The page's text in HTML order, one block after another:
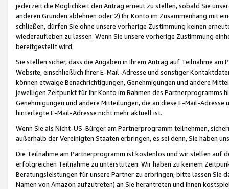
jederzeit die Möglichkeit den Antrag erneut zu stellen, sobald Sie
anderen Gründen ablehnen oder 2) Ihr Konto im Zusammenhang mit
schließen, dürfen Sie ohne unsere vorherige Zustimmung keinen
wiederaufleben zu lassen. Wenn Sie unsere vorherige Zustimmung
bereitgestellt wird.
Sie stellen sicher, dass die Angaben in Ihrem Antrag auf Teilnahme
Website, einschließlich Ihrer E-Mail-Adresse und sonstiger
können etwaige Benachrichtigungen, Genehmigungen und andere
jeweiligen Zeitpunkt für Ihr Konto im Rahmen des Partnerprogramms
Genehmigungen und andere Mitteilungen, die an diese E-Mail-
hinterlegte E-Mail-Adresse nicht mehr aktuell ist.
Wenn Sie als Nicht-US-Bürger am Partnerprogramm teilnehmen,
außerhalb der Vereinigten Staaten erbringen, es sei denn, Sie haben
Die Teilnahme am Partnerprogramm ist kostenlos und wir stellen auf
erfolgreichen Teilnahme zu unterstützen. Wir haben zu keinem
Beratungsleistungen für unsere Partner zu erbringen; bitte lassen Sie
Namen von Amazon aufzutreten) an Sie herantreten und Ihnen